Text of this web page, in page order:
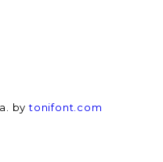
bytonifont.com